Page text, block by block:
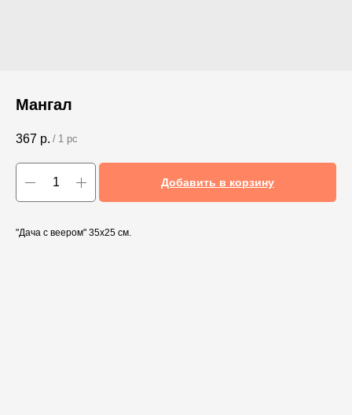
Мангал
367 р. / 1 pc
Добавить в корзину
"Дача с веером" 35х25 см.